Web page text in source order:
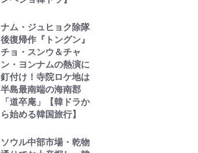
ナム・ジュヒョク除隊
後復帰作『トングン』
チョ・スンウ＆チャ
ン・ヨンナムの熱演に
釘付け！寺院ロケ地は
半島最南端の海南郡
「道卒庵」【韓ドラか
ら始める韓国旅行】
ソウル中部市場・乾物